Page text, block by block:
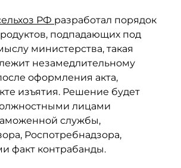
РФ разработал порядок
подпадающих под
министерства, такая
незамедлительному
оформления акта,
изъятия. Решение будет
лицами
службы,
Роспотребнадзора,
факт контрабанды.